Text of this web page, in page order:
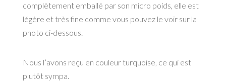
complètement emballé par son micro poids, elle est
légère et très fine comme vous pouvez le voir sur la
photo ci-dessous.
Nous l’avons reçu en couleur turquoise, ce qui est
plutôt sympa.